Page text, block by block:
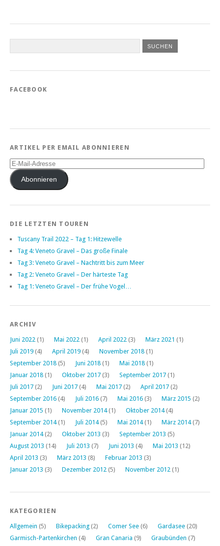
FACEBOOK
ARTIKEL PER EMAIL ABONNIEREN
E-
Mail-
AdresseAbonnieren
DIE LETZTEN TOUREN
Tuscany Trail 2022 – Tag 1: Hitzewelle
Tag 4: Veneto Gravel – Das große Finale
Tag 3: Veneto Gravel – Nachtritt bis zum Meer
Tag 2: Veneto Gravel – Der härteste Tag
Tag 1: Veneto Gravel – Der frühe Vogel…
ARCHIV
Juni 2022 (1) Mai 2022 (1) April 2022 (3) März 2021 (1)
Juli 2019 (4) April 2019 (4) November 2018 (1)
September 2018 (5) Juni 2018 (1) Mai 2018 (1)
Januar 2018 (1) Oktober 2017 (3) September 2017 (1)
Juli 2017 (2) Juni 2017 (4) Mai 2017 (2) April 2017 (2)
September 2016 (4) Juli 2016 (7) Mai 2016 (3) März 2015 (2)
Januar 2015 (1) November 2014(1) Oktober 2014(4)
September 2014(1) Juli 2014(5) Mai 2014(1) März 2014(7)
Januar 2014(2) Oktober 2013 (3) September 2013 (5)
August 2013 (14) Juli 2013 (7) Juni 2013 (4) Mai 2013 (12)
April 2013 (3) März 2013 (8) Februar 2013 (3)
Januar 2013 (3) Dezember 2012 (5) November 2012 (1)
KATEGORIEN
Allgemein (5) Bikepacking (2) Comer See (6) Gardasee (20)
Garmisch-Partenkirchen (4) Gran Canaria (9) Graubünden (7)